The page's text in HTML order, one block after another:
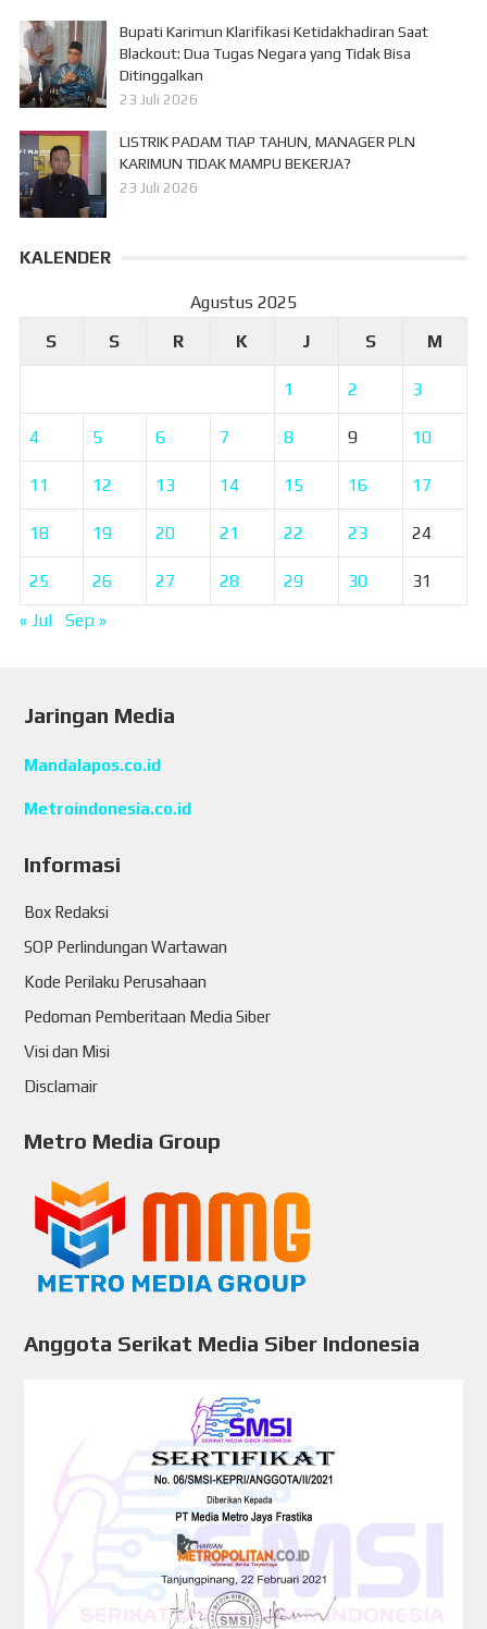
Bupati Karimun Klarifikasi Ketidakhadiran Saat
Blackout: Dua Tugas Negara yang Tidak Bisa
Ditinggalkan
23 Juli 2026
LISTRIK PADAM TIAP TAHUN, MANAGER PLN
KARIMUN TIDAK MAMPU BEKERJA?
23 Juli 2026
KALENDER
Agustus 2025
S
S R K J S M
1 2 3
4 5 6 7 8 9 10
11 12 13 14 15 16 17
18 19 20 21 22 23 24
25 26 27 28 29 30
31
« Jul
Sep »
Jaringan Media
Mandalapos.co.id
Metroindonesia.co.id
Informasi
Box Redaksi
SOP Perlindungan Wartawan
Kode Perilaku Perusahaan
Pedoman Pemberitaan Media Siber
Visi dan Misi
Disclamair
Metro Media Group
Anggota Serikat Media Siber Indonesia